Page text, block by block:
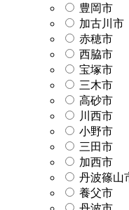
豊岡市
加古川市
赤穂市
西脇市
宝塚市
三木市
高砂市
川西市
小野市
三田市
加西市
丹波篠山
養父市